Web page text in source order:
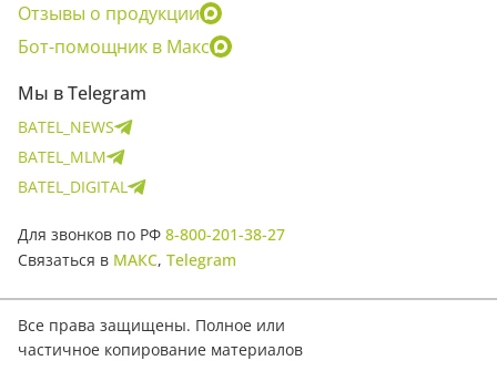
Отзывы о продукции
Бот-помощник в Макс
Мы в Telegram
BATEL_NEWS
BATEL_MLM
BATEL_DIGITAL
Для звонков по РФ 8-800-201-38-27
Связаться в МАКС, Telegram
Все права защищены. Полное или
частичное копирование материалов